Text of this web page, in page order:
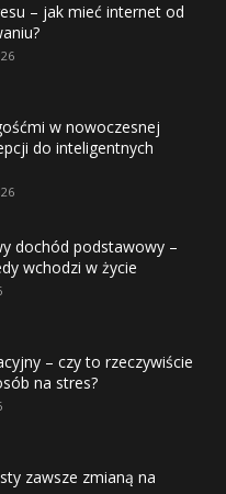
– jak mieć internet od
w nowoczesnej
do inteligentnych
dochód podstawowy –
wchodzi w życie
– czy to rzeczywiście
na stres?
zawsze zmianą na